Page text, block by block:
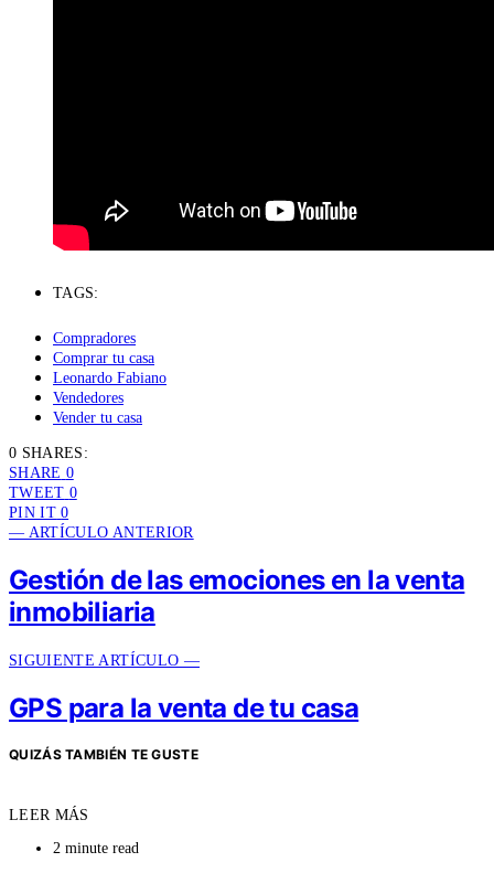
TAGS:
Compradores
Comprar tu casa
Leonardo Fabiano
Vendedores
Vender tu casa
0 SHARES:
SHARE 0
TWEET 0
PIN IT 0
— ARTÍCULO ANTERIOR
Gestión de las emociones en la venta
inmobiliaria
SIGUIENTE ARTÍCULO —
GPS para la venta de tu casa
QUIZÁS TAMBIÉN TE GUSTE
LEER MÁS
2 minute read